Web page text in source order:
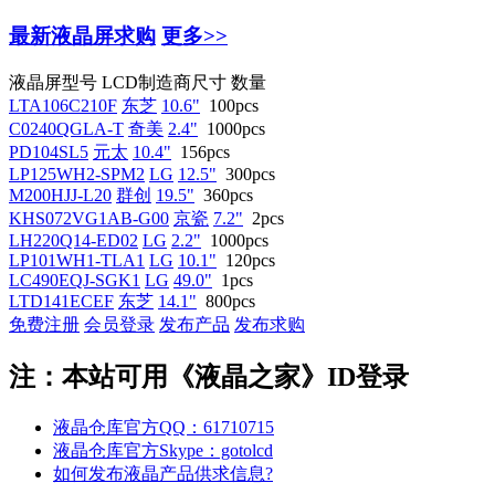
最新液晶屏求购 更多>>
液晶屏型号 LCD制造商尺寸 数量
LTA106C210F 东芝 10.6" 100pcs
C0240QGLA-T 奇美 2.4" 1000pcs
PD104SL5 元太 10.4" 156pcs
LP125WH2-SPM2 LG 12.5" 300pcs
M200HJJ-L20 群创 19.5" 360pcs
KHS072VG1AB-G00 京瓷 7.2" 2pcs
LH220Q14-ED02 LG 2.2" 1000pcs
LP101WH1-TLA1 LG 10.1" 120pcs
LC490EQJ-SGK1 LG 49.0" 1pcs
LTD141ECEF 东芝 14.1" 800pcs
免费注册 会员登录 发布产品 发布求购
注：本站可用《液晶之家》ID登录
液晶仓库官方QQ：61710715
液晶仓库官方Skype：gotolcd
如何发布液晶产品供求信息?